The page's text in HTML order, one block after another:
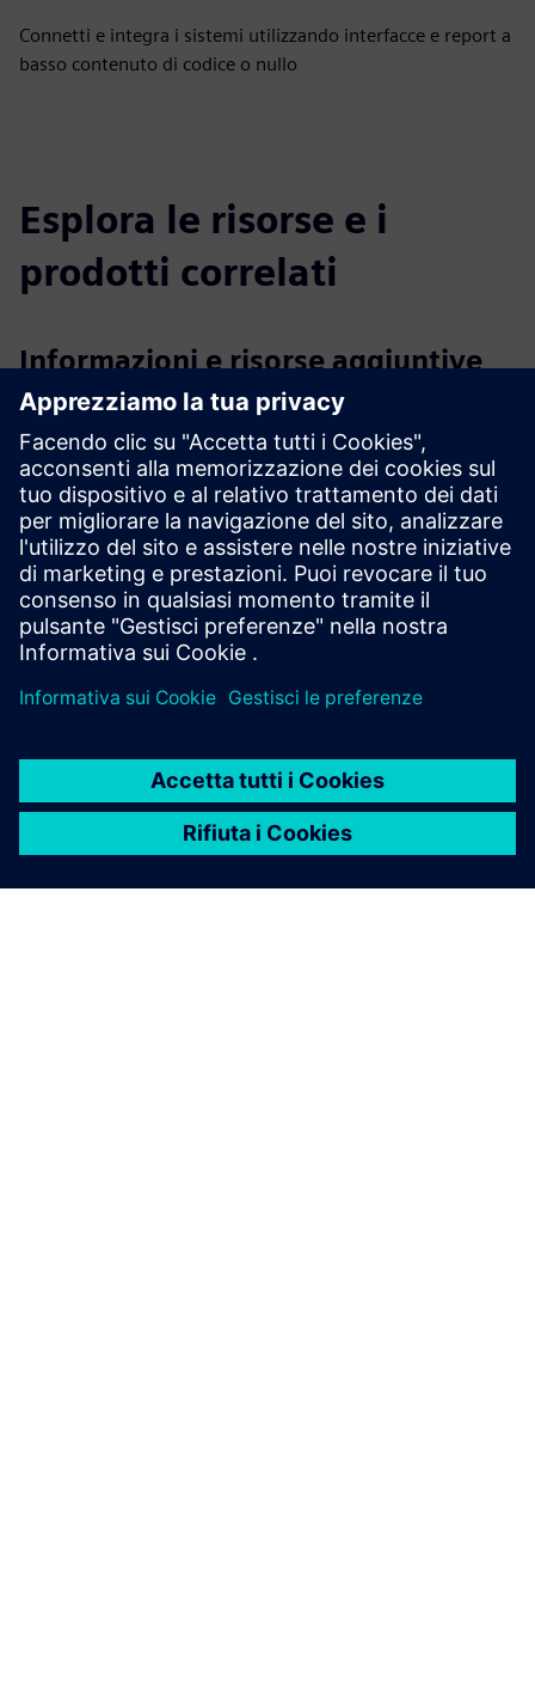
Connetti e integra i sistemi utilizzando interfacce e report a
basso contenuto di codice o nullo
Esplora le risorse e i
prodotti correlati
Informazioni e risorse aggiuntive
Ulteriori informazioni
Prerequisiti
Raccolta di dati da sistemi come ambienti di dati comuni,
BX LT, Big, Excel
Fonte di dati di destinazione, ad esempio waveware FM o
altri sistemi come KIS o ERP